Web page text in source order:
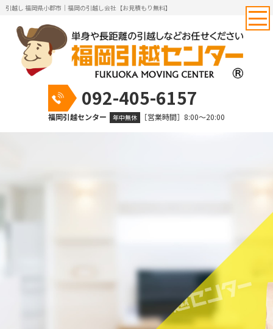
引越し 福岡県小郡市｜福岡の引越し会社【お見積もり無料】
092-405-6157
福岡引越センター 年中無休 ［営業時間］8:00～20:00